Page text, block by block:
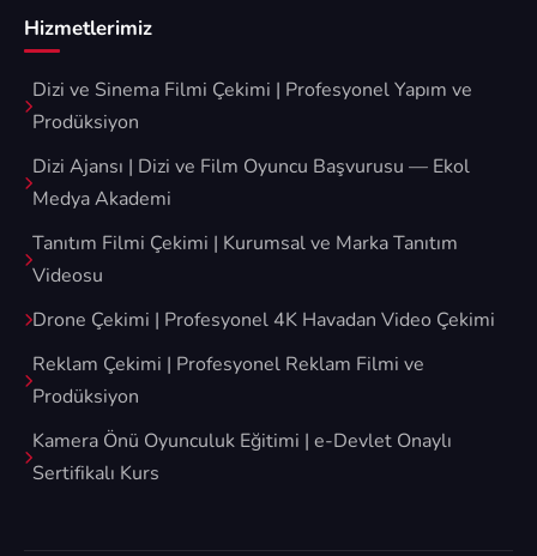
Hizmetlerimiz
Dizi ve Sinema Filmi Çekimi | Profesyonel Yapım ve
Prodüksiyon
Dizi Ajansı | Dizi ve Film Oyuncu Başvurusu — Ekol
Medya Akademi
Tanıtım Filmi Çekimi | Kurumsal ve Marka Tanıtım
Videosu
Drone Çekimi | Profesyonel 4K Havadan Video Çekimi
Reklam Çekimi | Profesyonel Reklam Filmi ve
Prodüksiyon
Kamera Önü Oyunculuk Eğitimi | e-Devlet Onaylı
Sertifikalı Kurs